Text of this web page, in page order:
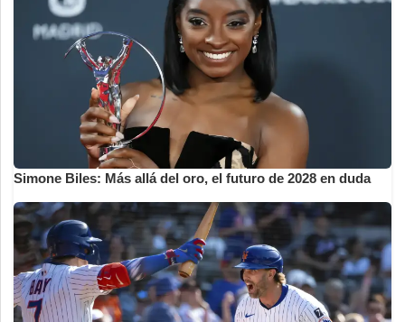
Simone Biles: Más allá del oro, el futuro de 2028 en duda